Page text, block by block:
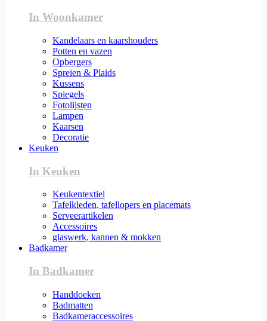
In Woonkamer
Kandelaars en kaarshouders
Potten en vazen
Opbergers
Spreien & Plaids
Kussens
Spiegels
Fotolijsten
Lampen
Kaarsen
Decoratie
Keuken
In Keuken
Keukentextiel
Tafelkleden, tafellopers en placemats
Serveerartikelen
Accessoires
glaswerk, kannen & mokken
Badkamer
In Badkamer
Handdoeken
Badmatten
Badkameraccessoires